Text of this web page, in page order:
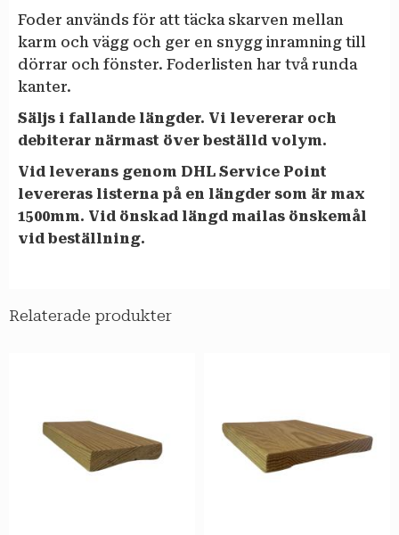
Foder används för att täcka skarven mellan
karm och vägg och ger en snygg inramning till
dörrar och fönster. Foderlisten har två runda
kanter.
Säljs i fallande längder. Vi levererar och
debiterar närmast över beställd volym.
Vid leverans genom DHL Service Point
levereras listerna på en längder som är max
1500mm. Vid önskad längd mailas önskemål
vid beställning.
Relaterade produkter